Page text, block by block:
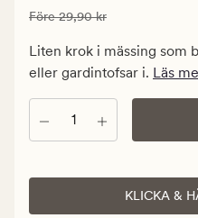
20,93
kr.
Ordinarie
Ordinarie pris
Före29,90 kr
Liten krok i mässing som
eller gardintofsar i. Läs
Antal
KLICKA &